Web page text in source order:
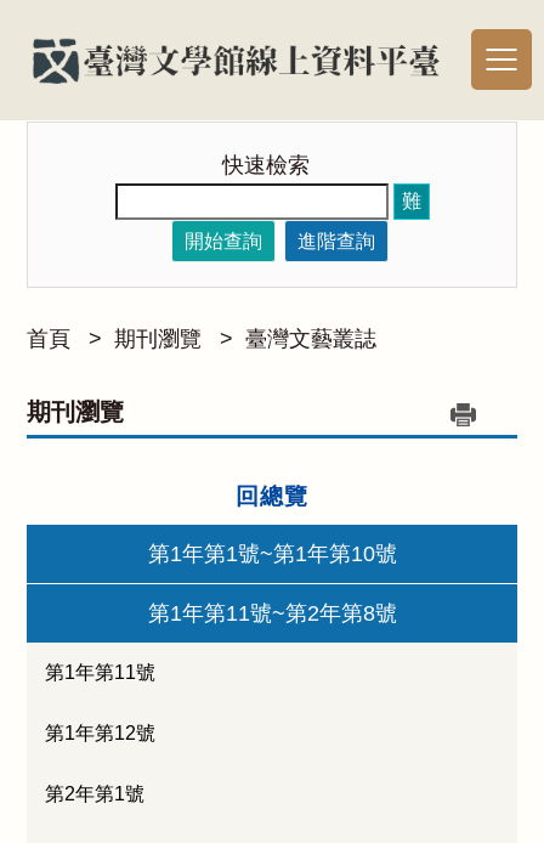
快速檢索
難
開始查詢
進階查詢
首頁 > 期刊瀏覽 > 臺灣文藝叢誌
期刊瀏覽
回總覽
第1年第1號~第1年第10號
第1年第11號~第2年第8號
第1年第11號
第1年第12號
第2年第1號